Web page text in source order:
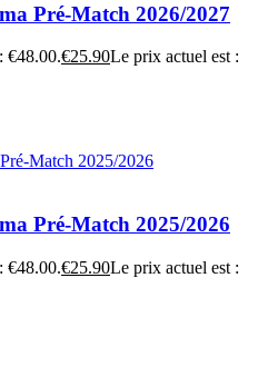
Pré-Match 2026/2027
€48.00.€25.90Le prix actuel est :
Pré-Match 2025/2026
€48.00.€25.90Le prix actuel est :